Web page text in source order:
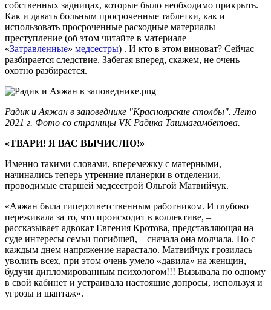
собственных задницах, которые было необходимо прикрыть.
Как и давать больным просроченные таблетки, как и
использовать просроченные расходные материалы –
преступление (об этом читайте в материале
«Затравленные» медсестры) . И кто в этом виноват? Сейчас
разбирается следствие. Забегая вперед, скажем, не очень
охотно разбирается.
Радик и Аяжан взаповеднике "Красноярские столбы". Лето
2021 г. Фото со страницы VK Радика Ташмагамбетова.
«ТВАРИ! Я ВАС ВЫЧИСЛЮ!»
Именно такими словами, вперемежку с матерными,
начинались теперь утренние планерки в отделении,
проводимые старшей медсестрой Ольгой Матвийчук.
«Аяжан была гиперответственным работником. И глубоко
переживала за то, что происходит в коллективе, –
рассказывает адвокат Евгения Кротова, представляющая на
суде интересы семьи погибшей, – сначала она молчала. Но с
каждым днем напряжение нарастало. Матвийчук грозилась
уволить всех, при этом очень умело «давила» на женщин,
будучи дипломированным психологом!!! Вызывала по одному
в свой кабинет и устраивала настоящие допросы, используя и
угрозы и шантаж».